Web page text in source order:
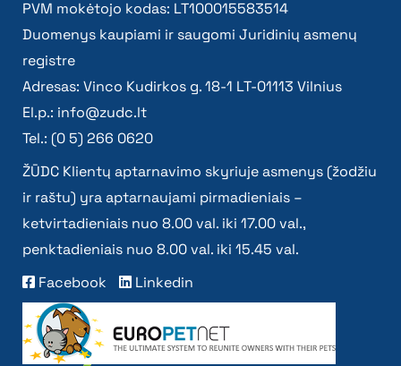
PVM mokėtojo kodas: LT100015583514
Duomenys kaupiami ir saugomi Juridinių asmenų
registre
Adresas: Vinco Kudirkos g. 18-1 LT-01113 Vilnius
El.p.: info@zudc.lt
Tel.: (0 5) 266 0620
ŽŪDC Klientų aptarnavimo skyriuje asmenys (žodžiu
ir raštu) yra aptarnaujami pirmadieniais –
ketvirtadieniais nuo 8.00 val. iki 17.00 val.,
penktadieniais nuo 8.00 val. iki 15.45 val.
Facebook
Linkedin